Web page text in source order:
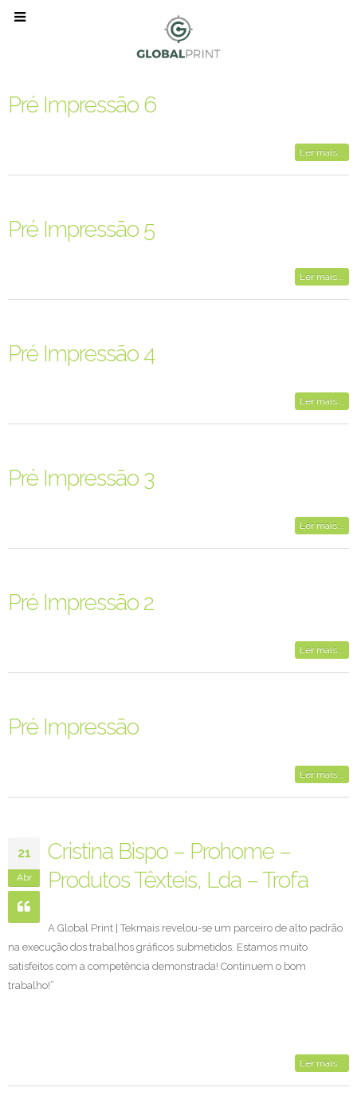
Pré Impressão 6
Ler mais...
Pré Impressão 5
Ler mais...
Pré Impressão 4
Ler mais...
Pré Impressão 3
Ler mais...
Pré Impressão 2
Ler mais...
Pré Impressão
Ler mais...
21
Abr
Cristina Bispo – Prohome –
Produtos Têxteis, Lda – Trofa
A Global Print | Tekmais revelou-se um parceiro de alto padrão
na execução dos trabalhos gráficos submetidos. Estamos muito
satisfeitos com a competência demonstrada! Continuem o bom
trabalho!”
Ler mais...